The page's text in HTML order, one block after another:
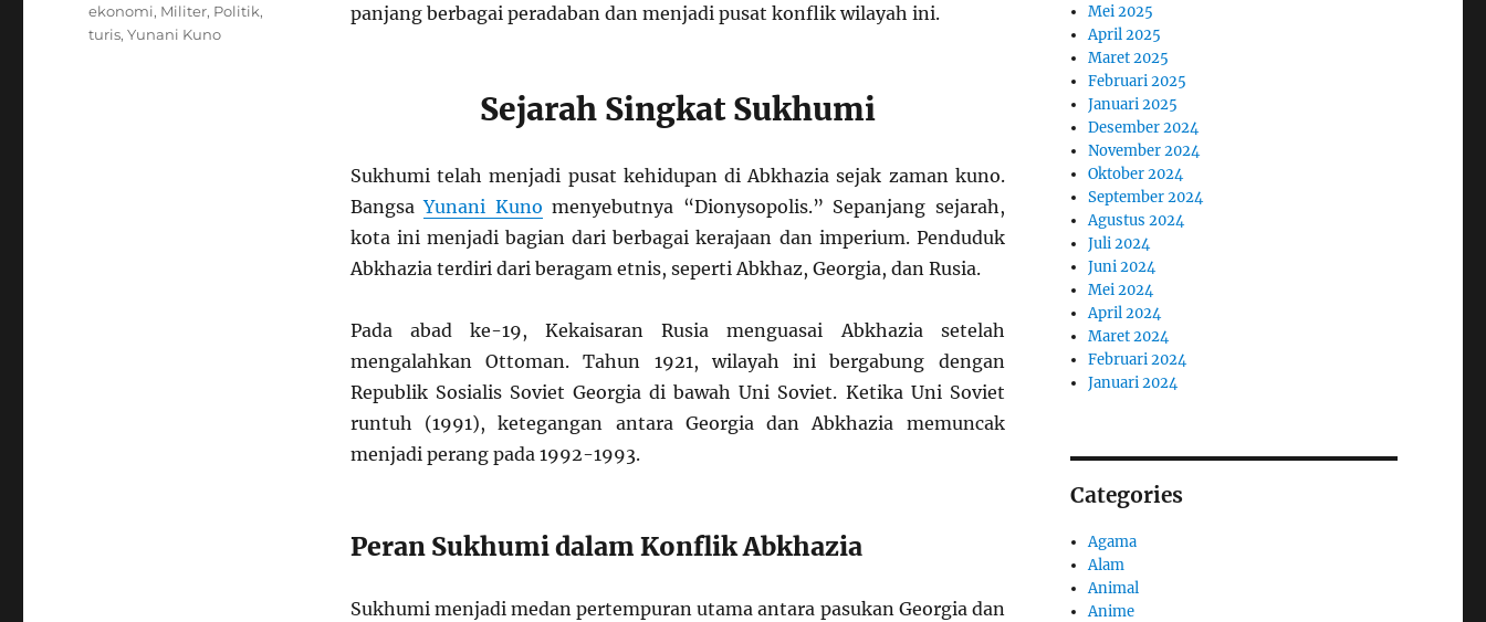
panjang berbagai peradaban dan menjadi pusat konflik wilayah ini.
Sejarah Singkat Sukhumi
Sukhumi telah menjadi pusat kehidupan di Abkhazia sejak zaman kuno.
BangsaYunani Kuno menyebutnya “Dionysopolis.” Sepanjang sejarah,
kota ini menjadi bagian dari berbagai kerajaan dan imperium. Penduduk
Abkhazia terdiri dari beragam etnis, seperti Abkhaz, Georgia, dan Rusia.
Pada abad ke-19, Kekaisaran Rusia menguasai Abkhazia setelah
mengalahkan Ottoman. Tahun 1921, wilayah ini bergabung dengan
Republik Sosialis Soviet Georgia di bawah Uni Soviet. Ketika Uni Soviet
runtuh (1991), ketegangan antara Georgia dan Abkhazia memuncak
menjadi perang pada 1992-1993.
Peran Sukhumi dalam Konflik Abkhazia
Sukhumi menjadi medan pertempuran utama antara pasukan Georgia dan
Tags
ekonomi, Militer, Politik,
turis,Yunani Kuno
Mei 2025
April 2025
Maret 2025
Februari 2025
Januari 2025
Desember 2024
November 2024
Oktober 2024
September 2024
Agustus 2024
Juli 2024
Juni 2024
Mei 2024
April 2024
Maret 2024
Februari 2024
Januari 2024
Categories
Agama
Alam
Animal
Anime